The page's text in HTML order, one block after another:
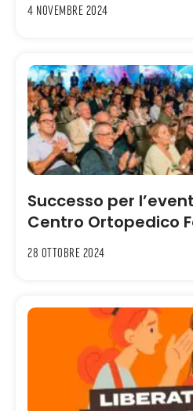
4 Novembre 2024
Successo per
Centro Ortopedico
28 Ottobre 2024